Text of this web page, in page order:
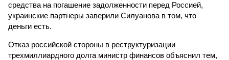
средства на погашение задолженности перед Россией,
украинские партнеры заверили Силуанова в том, что
деньги есть.
Отказ российской стороны в реструктуризации
трехмиллиардного долга министр финансов объяснил тем,